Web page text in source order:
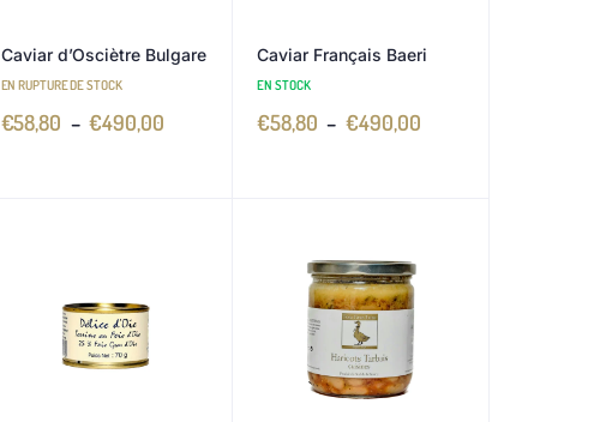
Caviar d’Osciètre Bulgare
EN RUPTURE DE STOCK
€58,80 – €490,00
Caviar Français Baeri
EN STOCK
€58,80 – €490,00